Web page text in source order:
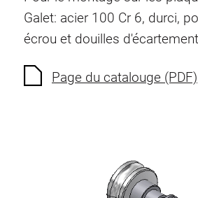
Ecrous à ressort
Sécurités de torsion
Éléments de
Eléments de surface
Charnières et Articulations
Galet: acier 100 Cr 6, durci,
écrou et douilles
Page du catalouge (PDF)